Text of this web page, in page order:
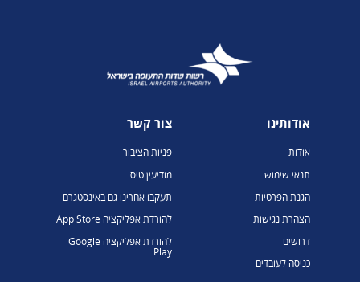
אודותינו
אודות
תנאי שימוש
הגנת הפרטיות
הצהרת נגישות
דרושים
כניסה לעובדים
צור קשר
פניות הציבור
מודיעין טיס
תעקבו אחרינו גם באינסטגרם
להורדת אפליקציה App Store
להורדת אפליקציה Google
Play